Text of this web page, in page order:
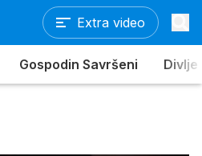
Extra video
Gospodin Savršeni Divlje